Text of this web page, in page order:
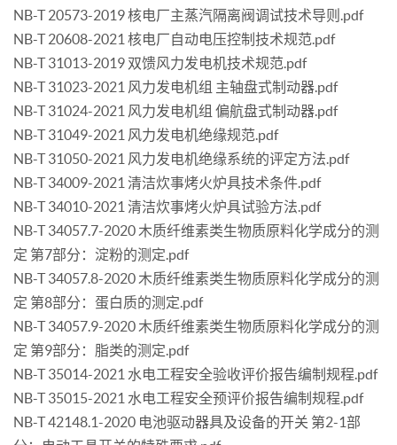
NB-T 20573-2019 核电厂主蒸汽隔离阀调试技术导则.pdf
NB-T 20608-2021 核电厂自动电压控制技术规范.pdf
NB-T 31013-2019 双馈风力发电机技术规范.pdf
NB-T 31023-2021 风力发电机组 主轴盘式制动器.pdf
NB-T 31024-2021 风力发电机组 偏航盘式制动器.pdf
NB-T 31049-2021 风力发电机绝缘规范.pdf
NB-T 31050-2021 风力发电机绝缘系统的评定方法.pdf
NB-T 34009-2021 清洁炊事烤火炉具技术条件.pdf
NB-T 34010-2021 清洁炊事烤火炉具试验方法.pdf
NB-T 34057.7-2020 木质纤维素类生物质原料化学成分的测
定 第7部分：淀粉的测定.pdf
NB-T 34057.8-2020 木质纤维素类生物质原料化学成分的测
定 第8部分：蛋白质的测定.pdf
NB-T 34057.9-2020 木质纤维素类生物质原料化学成分的测
定 第9部分：脂类的测定.pdf
NB-T 35014-2021 水电工程安全验收评价报告编制规程.pdf
NB-T 35015-2021 水电工程安全预评价报告编制规程.pdf
NB-T 42148.1-2020 电池驱动器具及设备的开关 第2-1部